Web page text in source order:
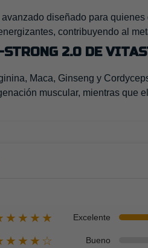
diseñado para
contribuyendo al
2.0 DE
Maca, Ginseng y
muscular, mientras que
Excelente
Bueno